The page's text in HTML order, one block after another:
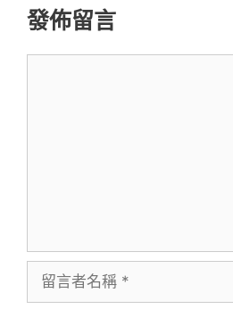
發佈留言
言